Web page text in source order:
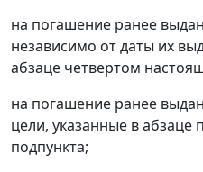
на погашение ранее
независимо от даты их
абзаце четвертом
на погашение ранее
цели, указанные в абзаце
подпункта;